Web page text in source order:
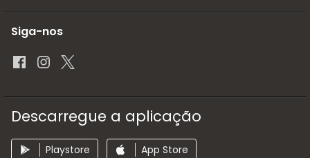
Siga-nos
Descarregue a aplicação
Playstore App Store